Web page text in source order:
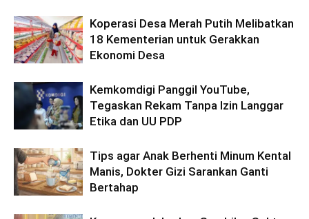
Koperasi Desa Merah Putih Melibatkan
18 Kementerian untuk Gerakkan
Ekonomi Desa
Kemkomdigi Panggil YouTube,
Tegaskan Rekam Tanpa Izin Langgar
Etika dan UU PDP
Tips agar Anak Berhenti Minum Kental
Manis, Dokter Gizi Sarankan Ganti
Bertahap